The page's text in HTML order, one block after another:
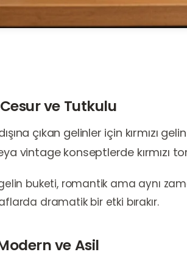
Cesur ve Tutkulu
çıkan gelinler için kırmızı
vintage konseptlerde kırmızı
gelin buketi, romantik ama aynı
dramatik bir etki bırakır.
ve Asil